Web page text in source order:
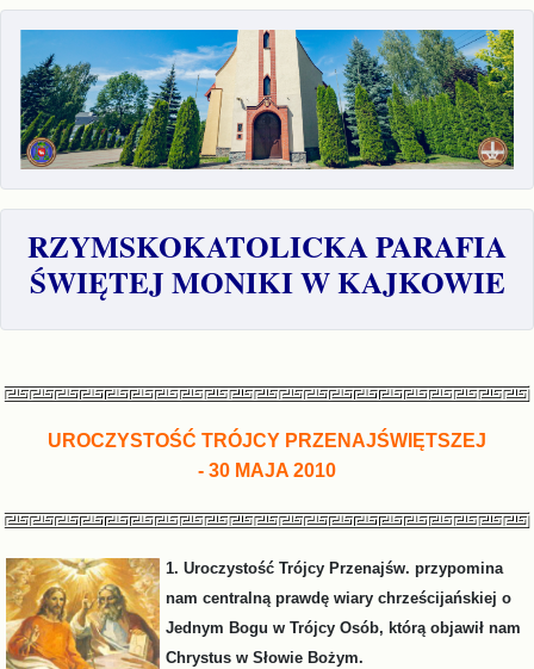
RZYMSKOKATOLICKA PARAFIA
ŚWIĘTEJ MONIKI W KAJKOWIE
UROCZYSTOŚĆ TRÓJCY PRZENAJŚWIĘTSZEJ
- 30 MAJA 2010
1. Uroczystość Trójcy Przenajśw. przypomina
nam centralną prawdę wiary chrześcijańskiej o
Jednym Bogu w Trójcy Osób, którą objawił nam
Chrystus w Słowie Bożym.